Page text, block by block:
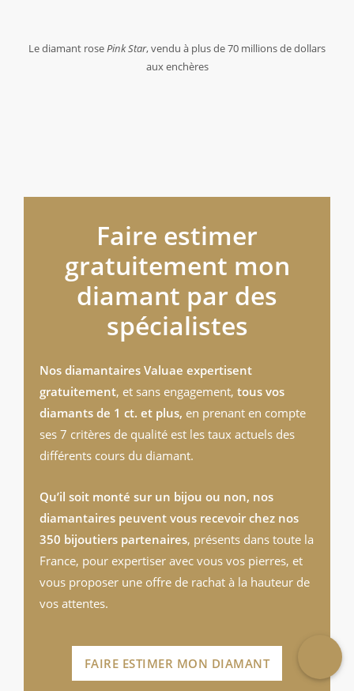
Le diamant rosePink Star, vendu à plus de 70 millions de dollars
aux enchères
Faire estimer
gratuitement mon
diamant par des
spécialistes
Nos diamantaires Valuae expertisent
gratuitement, et sans engagement, tous vos
diamants de 1 ct. et plus, en prenant en compte
ses 7 critères de qualité est les taux actuels des
différents cours du diamant.
Qu’il soit monté sur un bijou ou non, nos
diamantaires peuvent vous recevoir chez nos
350 bijoutiers partenaires, présents dans toute la
France, pour expertiser avec vous vos pierres, et
vous proposer une offre de rachat à la hauteur de
vos attentes.
FAIRE ESTIMER MON DIAMANT